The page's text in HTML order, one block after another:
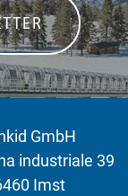
GmbH
industriale 39
Imst